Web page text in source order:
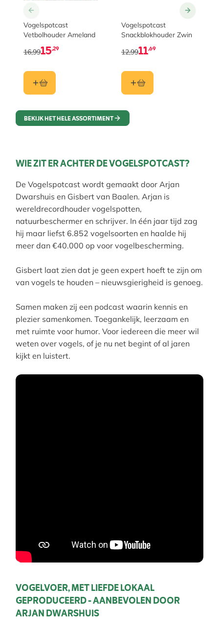
Vogelspotcast
Vetbolhouder Ameland
15,29
16,99
Vogelspotcast
Snackblokhouder Zwin
11,69
12,99
BEKIJK HET HELE ASSORTIMENT
WIE ZIT ER ACHTER DE VOGELSPOTCAST?
De Vogelspotcast wordt gemaakt door Arjan
Dwarshuis en Gisbert van Baalen. Arjan is
wereldrecordhouder vogelspotten,
natuurbeschermer en schrijver. In één jaar tijd zag
hij maar liefst 6.852 vogelsoorten en haalde hij
meer dan €40.000 op voor vogelbescherming.
Gisbert laat zien dat je geen expert hoeft te zijn om
van vogels te houden – nieuwsgierigheid is genoeg.
Samen maken zij een podcast waarin kennis en
plezier samenkomen. Toegankelijk, leerzaam en
met ruimte voor humor. Voor iedereen die meer wil
weten over vogels, of je nu net begint of al jaren
kijkt en luistert.
VOGELVOER, MET LIEFDE LOKAAL
GEPRODUCEERD - AANBEVOLEN DOOR
ARJAN DWARSHUIS